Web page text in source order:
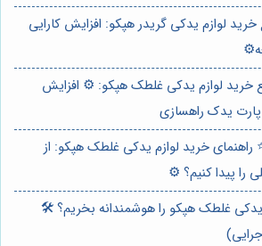
خرید لوازم یدکی گریدر هپکو: افزایش کارایی
خرید لوازم یدکی غلطک هپکو: ⚙️ افزایش
پارت یدک راهسازی
راهنمای خرید لوازم یدکی غلطک هپکو: از
را پیدا کنیم؟ ⚙️
یدکی غلطک هپکو را هوشمندانه بخریم؟ 🛠️